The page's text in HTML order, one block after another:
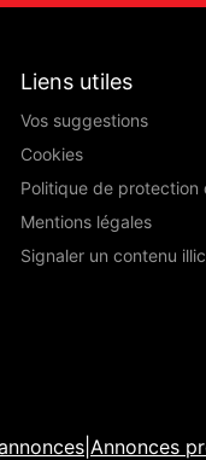
Liens utiles
Vos suggestions
Cookies
Politique de protection
Mentions légales
Signaler un contenu
Annonces